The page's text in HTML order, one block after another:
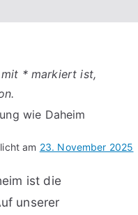
* markiert ist,
am 23. November 2025
ist die
unserer